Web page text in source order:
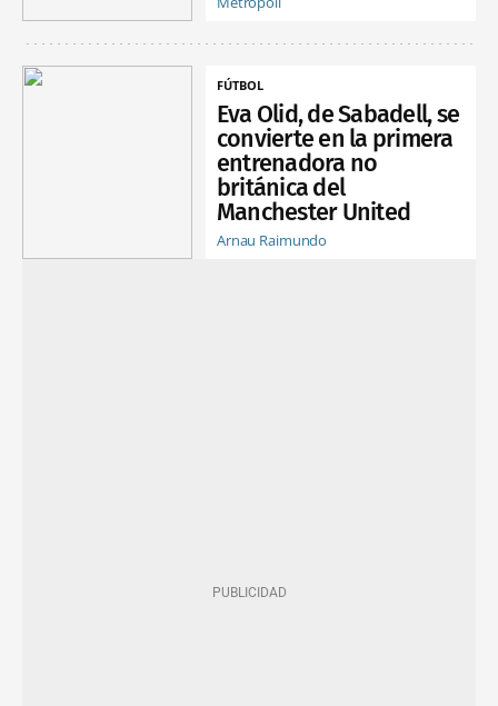
FÚTBOL
Eva Olid, de Sabadell, se
convierte en la primera
entrenadora no
británica del
Manchester United
Arnau Raimundo